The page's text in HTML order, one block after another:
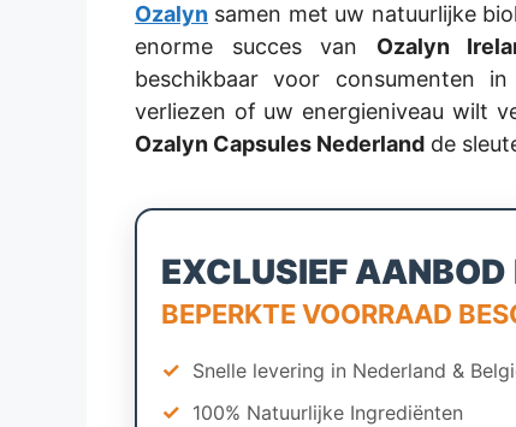
Ozalyn samen met uw natuurlijke
enorme succes van Ozalyn
beschikbaar voor consumenten
verliezen of uw energieniveau wilt
Ozalyn Capsules Nederland de
EXCLUSIEF AANBOD
BEPERKTE VOORRAAD
✓ Snelle levering in Nederland &
✓ 100% Natuurlijke Ingrediënten